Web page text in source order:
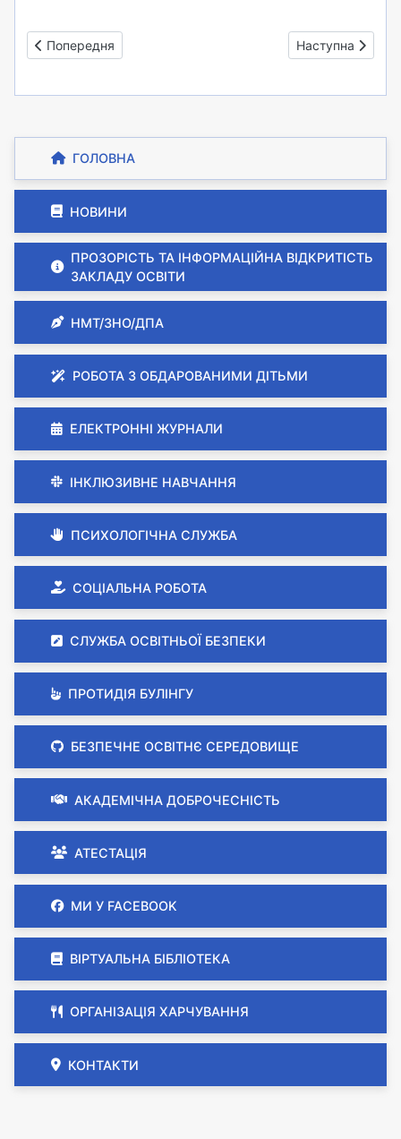
ГОЛОВНА
НОВИНИ
ПРОЗОРІСТЬ ТА ІНФОРМАЦІЙНА ВІДКРИТІСТЬ
ЗАКЛАДУ ОСВІТИ
НМТ/ЗНО/ДПА
РОБОТА З ОБДАРОВАНИМИ ДІТЬМИ
ЕЛЕКТРОННІ ЖУРНАЛИ
ІНКЛЮЗИВНЕ НАВЧАННЯ
ПСИХОЛОГІЧНА СЛУЖБА
СОЦІАЛЬНА РОБОТА
СЛУЖБА ОСВІТНЬОЇ БЕЗПЕКИ
ПРОТИДІЯ БУЛІНГУ
БЕЗПЕЧНЕ ОСВІТНЄ СЕРЕДОВИЩЕ
АКАДЕМІЧНА ДОБРОЧЕСНІСТЬ
АТЕСТАЦІЯ
МИ У FACEBOOK
ВІРТУАЛЬНА БІБЛІОТЕКА
ОРГАНІЗАЦІЯ ХАРЧУВАННЯ
КОНТАКТИ
Попередня стаття: Прости нас
Попередня Наступна
Наступна